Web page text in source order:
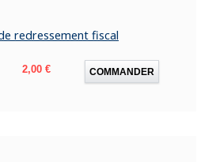
redressement fiscal
Prix
2,00 € COMMANDER